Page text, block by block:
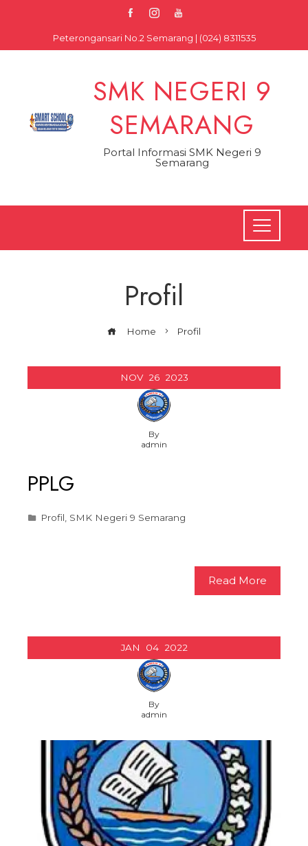
Peterongansari No.2 Semarang | (024) 8311535
SMK NEGERI 9
SEMARANG
Portal Informasi SMK Negeri 9
Semarang
Profil
Home Profil
NOV 26 2023
By
admin
PPLG
Profil SMK Negeri 9 Semarang
Read More
JAN 04 2022
By
admin